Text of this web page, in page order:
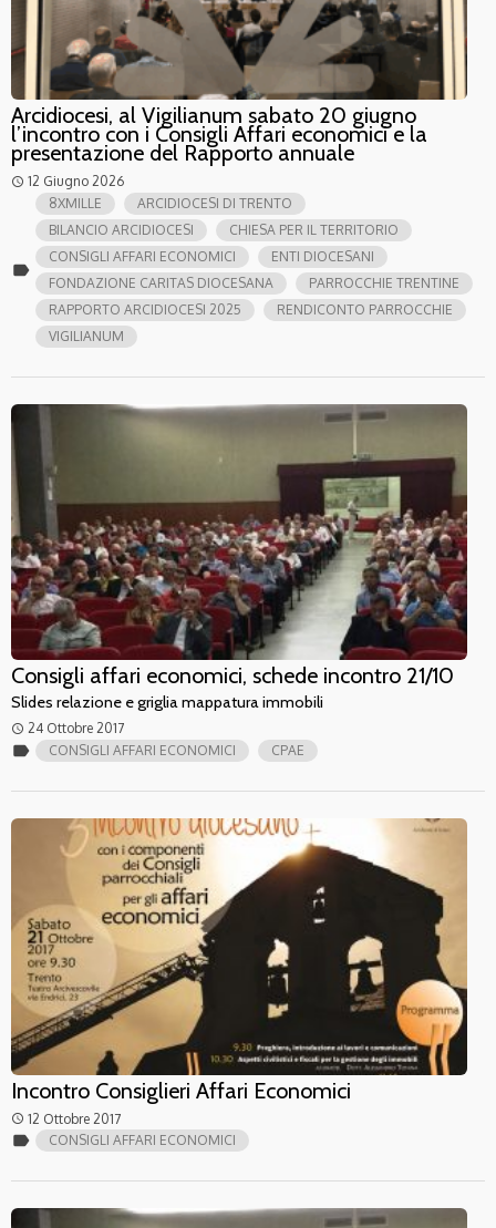
Arcidiocesi, al Vigilianum sabato 20 giugno
l’incontro con i Consigli Affari economici e la
presentazione del Rapporto annuale
access_time 12 Giugno 2026
label
8XMILLE
ARCIDIOCESI DI TRENTO
BILANCIO ARCIDIOCESI
CHIESA PER IL TERRITORIO
CONSIGLI AFFARI ECONOMICI
ENTI DIOCESANI
FONDAZIONE CARITAS DIOCESANA
PARROCCHIE TRENTINE
RAPPORTO ARCIDIOCESI 2025
RENDICONTO PARROCCHIE
VIGILIANUM
Consigli affari economici, schede incontro 21/10
Slides relazione e griglia mappatura immobili
access_time 24 Ottobre 2017
label CONSIGLI AFFARI ECONOMICI CPAE
Incontro Consiglieri Affari Economici
access_time 12 Ottobre 2017
label CONSIGLI AFFARI ECONOMICI